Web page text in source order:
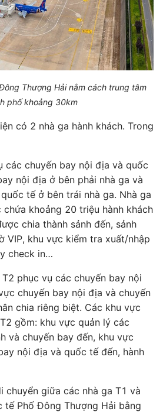
Thượng Hải nằm cách trung tâm
phố khoảng 30km
có 2 nhà ga hành khách. Trong
các chuyến bay nội địa và quốc
nội địa ở bên phải nhà ga và
tế ở bên trái nhà ga. Nhà ga
khoảng 20 triệu hành khách
chia thành sảnh đến, sảnh
VIP, khu vực kiểm tra xuất/nhập
check in…
phục vụ các chuyến bay nội
chuyến bay nội địa và chuyến
chia riêng biệt. Các khu vực
gồm: khu vực quản lý các
và chuyến bay đến, khu vực
nội địa và quốc tế đến, hành
chuyển giữa các nhà ga T1 và
tế Phố Đông Thượng Hải bằng